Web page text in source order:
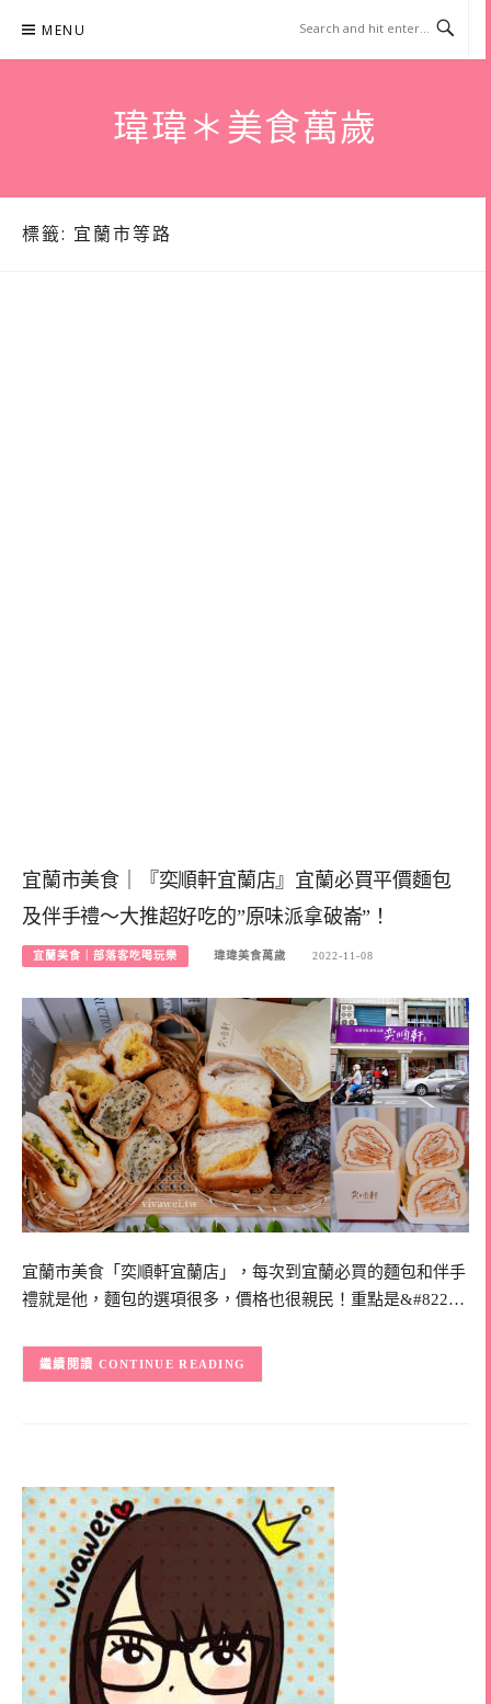
content
MENU
瑋瑋＊美食萬歲
標籤: 宜蘭市等路
宜蘭市美食｜『奕順軒宜蘭店』宜蘭必買平價麵包
及伴手禮～大推超好吃的”原味派拿破崙”！
宜蘭美食｜部落客吃喝玩樂 瑋瑋美食萬歲 2022-11-08
宜蘭市美食「奕順軒宜蘭店」，每次到宜蘭必買的麵包和伴手
禮就是他，麵包的選項很多，價格也很親民！重點是&#822…
CONTINUE READING